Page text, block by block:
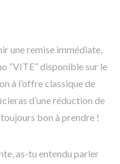
une remise immédiate,
“VITE” disponible sur le
à l’offre classique de
d’une réduction de
bon à prendre !
as-tu entendu parler